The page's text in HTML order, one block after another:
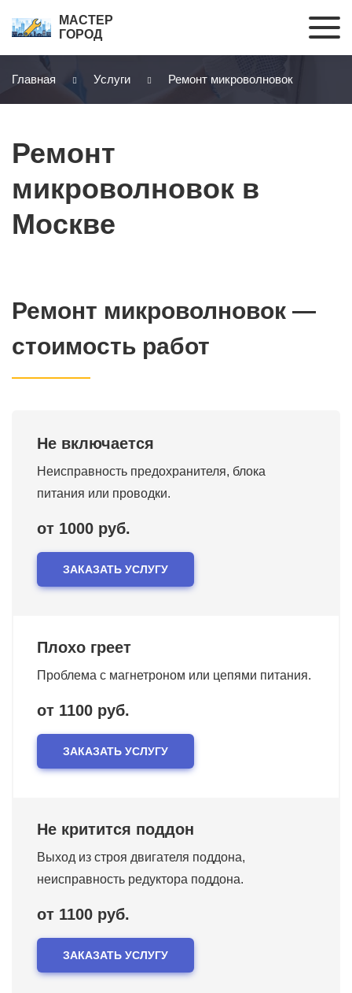
МАСТЕР
ГОРОД
Главная Услуги Ремонт микроволновок
Ремонт
микроволновок в
Москве
Ремонт микроволновок —
стоимость работ
Не включается
Неисправность предохранителя, блока
питания или проводки.
от 1000 руб.
ЗАКАЗАТЬ УСЛУГУ
Плохо греет
Проблема с магнетроном или цепями питания.
от 1100 руб.
ЗАКАЗАТЬ УСЛУГУ
Не критится поддон
Выход из строя двигателя поддона,
неисправность редуктора поддона.
от 1100 руб.
ЗАКАЗАТЬ УСЛУГУ